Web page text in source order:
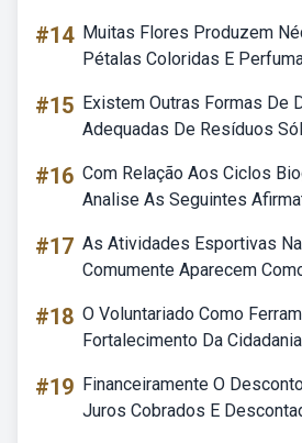
#14 Muitas Flores Produzem
Pétalas Coloridas E
#15 Existem Outras Formas De
Adequadas De Resíduos
#16 Com Relação Aos Ciclos
Analise As Seguintes
#17 As Atividades Esportivas
Comumente Aparecem
#18 O Voluntariado Como
Fortalecimento Da
#19 Financeiramente O
Juros Cobrados E